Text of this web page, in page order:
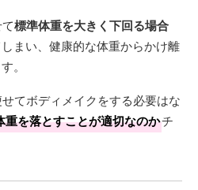
標準体重を大きく下回る場合
まい、健康的な体重からかけ離
。
てボディメイクをする必要はな
重を落とすことが適切なのかチ